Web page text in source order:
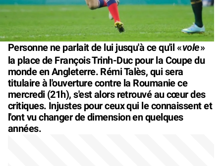
Personne ne parlait de lui jusqu'à ce qu'il «vole»
la place de François Trinh-Duc pour la Coupe du
monde en Angleterre. Rémi Talès, qui sera
titulaire à l'ouverture contre la Roumanie ce
mercredi (21h), s'est alors retrouvé au cœur des
critiques. Injustes pour ceux qui le connaissent et
l'ont vu changer de dimension en quelques
années.